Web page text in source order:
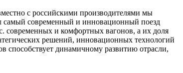
с российскими производителями мы
самый современный и инновационный поезд
современных и комфортных вагонов, а их доля
решений, инновационных технологий
способствует динамичному развитию отрасли,